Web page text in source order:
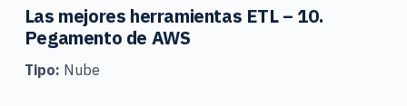
Las mejores herramientas ETL – 10.
Pegamento de AWS
Tipo: Nube